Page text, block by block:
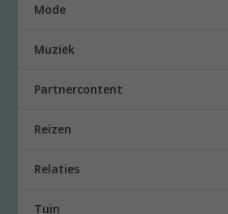
Mode
Muziek
Partnercontent
Reizen
Relaties
Tuin